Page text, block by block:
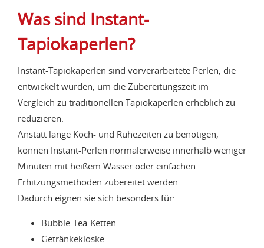
Was sind Instant-
Tapiokaperlen?
Instant-Tapiokaperlen sind vorverarbeitete Perlen, die
entwickelt wurden, um die Zubereitungszeit im
Vergleich zu traditionellen Tapiokaperlen erheblich zu
reduzieren.
Anstatt lange Koch- und Ruhezeiten zu benötigen,
können Instant-Perlen normalerweise innerhalb weniger
Minuten mit heißem Wasser oder einfachen
Erhitzungsmethoden zubereitet werden.
Dadurch eignen sie sich besonders für:
Bubble-Tea-Ketten
Getränkekioske